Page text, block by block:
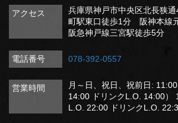
アクセス
兵庫県神戸市中央区北長狭
町駅東口徒歩1分 阪神本線
阪急神戸線三宮駅徒歩5分
電話番号 078-392-0557
営業時間
月～日、祝日、祝前日:
14:00 ドリンクL.O. 14:00）
L.O. 22:00 ドリンクL.O.